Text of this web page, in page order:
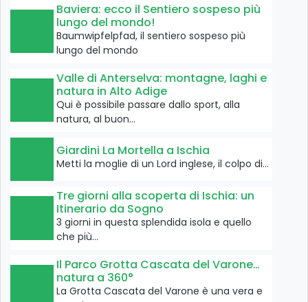
Baviera: ecco il Sentiero sospeso più
lungo del mondo!
Baumwipfelpfad, il sentiero sospeso più
lungo del mondo
Valle di Anterselva: montagne, laghi e
natura in Alto Adige
Qui è possibile passare dallo sport, alla
natura, al buon…
Giardini La Mortella a Ischia
Metti la moglie di un Lord inglese, il colpo di…
Tre giorni alla scoperta di Ischia: un
Itinerario da Sogno
3 giorni in questa splendida isola e quello
che più…
Il Parco Grotta Cascata del Varone…
natura a 360°
La Grotta Cascata del Varone è una vera e